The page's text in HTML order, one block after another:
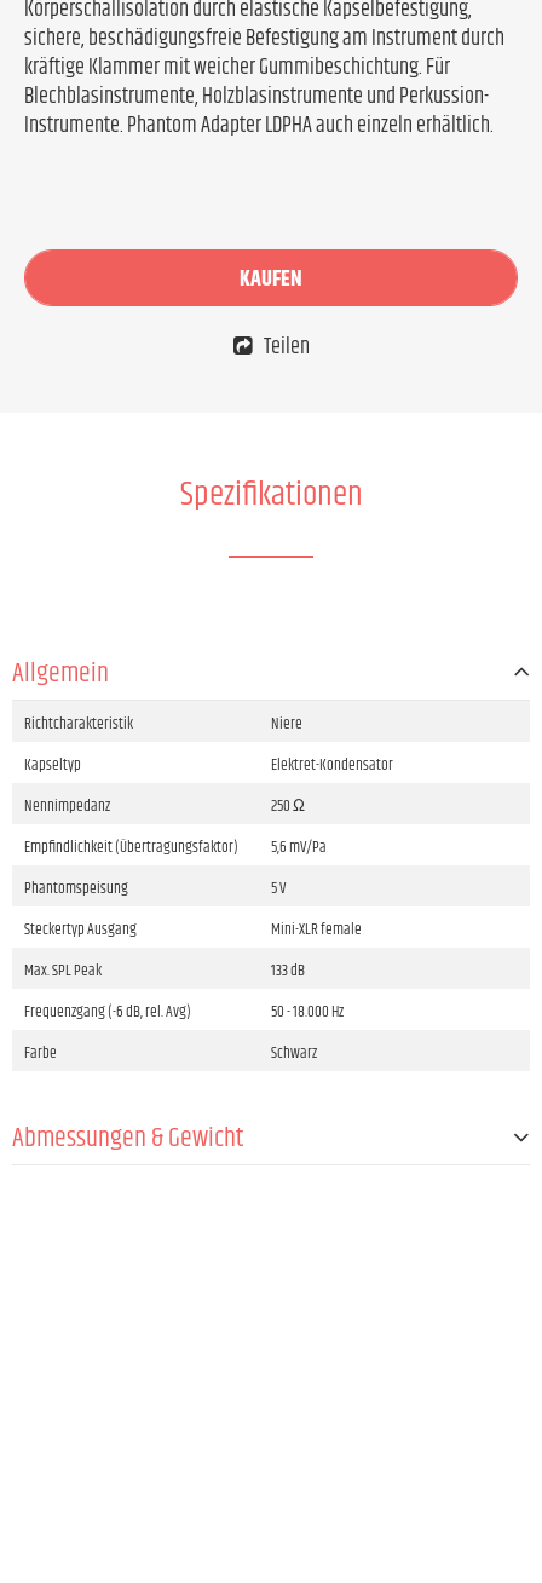
Körperschallisolation durch elastische Kapselbefestigung,
sichere, beschädigungsfreie Befestigung am Instrument durch
kräftige Klammer mit weicher Gummibeschichtung. Für
Blechblasinstrumente, Holzblasinstrumente und Perkussion-
Instrumente. Phantom Adapter LDPHA auch einzeln erhältlich.
KAUFEN
Teilen
Spezifikationen
Allgemein
Richtcharakteristik
Niere
Kapseltyp
Elektret-Kondensator
Nennimpedanz
250 Ω
Empfindlichkeit (Übertragungsfaktor)
5,6 mV/Pa
Phantomspeisung
5 V
Steckertyp Ausgang
Mini-XLR female
Max. SPL Peak
133 dB
Frequenzgang (-6 dB, rel. Avg)
50 - 18.000 Hz
Farbe
Schwarz
Abmessungen & Gewicht